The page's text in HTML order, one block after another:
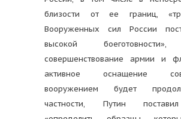
близости от ее границ,
Вооруженных сил России
высокой
совершенствование армии и
активное оснащение
вооружением будет
частности, Путин